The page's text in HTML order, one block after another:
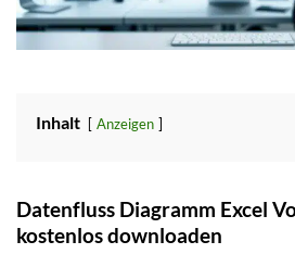
Inhalt Anzeigen
Datenfluss Diagramm Excel
kostenlos downloaden